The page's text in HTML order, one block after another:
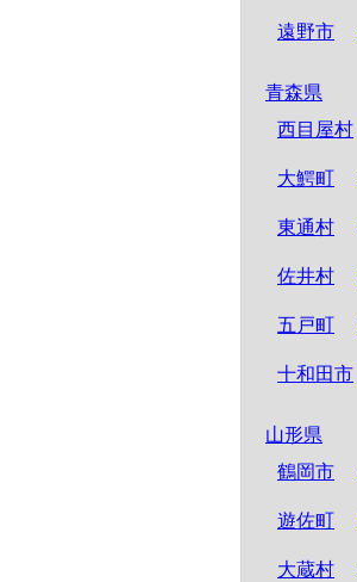
遠野市
青森県
西目屋村
大鰐町
東通村
佐井村
五戸町
十和田市
山形県
鶴岡市
遊佐町
大蔵村